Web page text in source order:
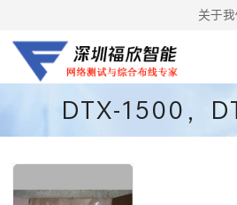
关于我
DTX-1500，